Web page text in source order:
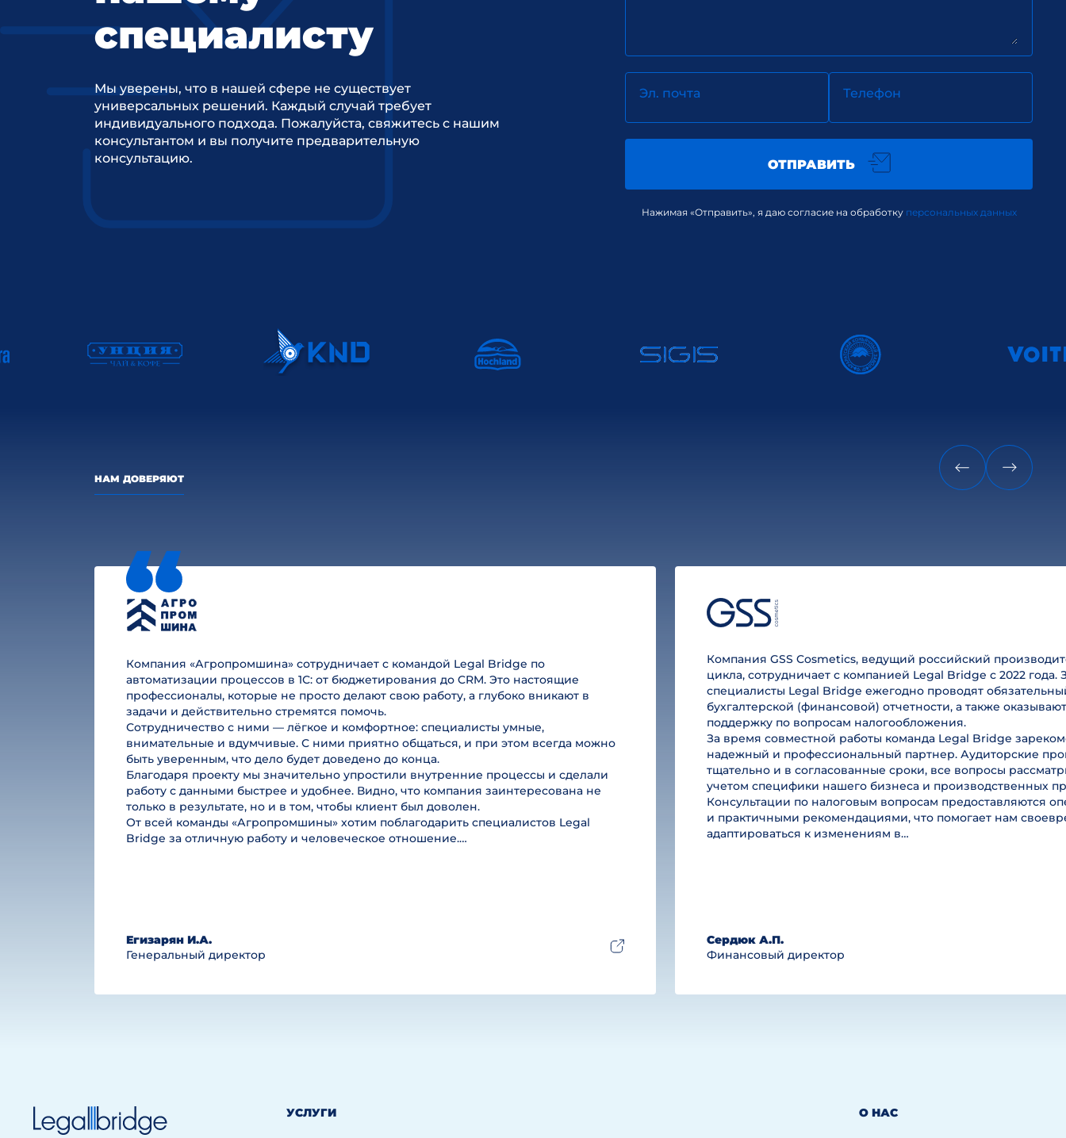
специалисту
Мы уверены, что в нашей сфере не существует
универсальных решений. Каждый случай требует
индивидуального подхода. Пожалуйста, свяжитесь с нашим
консультантом и вы получите предварительную
консультацию.
Эл. почта Телефон
ОТПРАВИТЬ
Нажимая «Отправить», я даю согласие на обработку персональных данных
НАМ ДОВЕРЯЮТ
Компания «Агропромшина» сотрудничает с командой Legal Bridge по
автоматизации процессов в 1С: от бюджетирования до CRM. Это настоящие
профессионалы, которые не просто делают свою работу, а глубоко вникают в
задачи и действительно стремятся помочь.
Сотрудничество с ними — лёгкое и комфортное: специалисты умные,
внимательные и вдумчивые. С ними приятно общаться, и при этом всегда можно
быть уверенным, что дело будет доведено до конца.
Благодаря проекту мы значительно упростили внутренние процессы и сделали
работу с данными быстрее и удобнее. Видно, что компания заинтересована не
только в результате, но и в том, чтобы клиент был доволен.
От всей команды «Агропромшины» хотим поблагодарить специалистов Legal
Bridge за отличную работу и человеческое отношение.…
Егизарян И.А.
Генеральный директор
Компания GSS Cosmetics, ведущий российский
цикла, сотрудничает с компанией Legal Bridge с 2022 года.
специалисты Legal Bridge ежегодно проводят
бухгалтерской (финансовой) отчетности, а также
поддержку по вопросам налогообложения.
За время совместной работы команда Legal Bridge
надежный и профессиональный партнер. Аудиторские
тщательно и в согласованные сроки, все вопросы
учетом специфики нашего бизнеса и производственных
Консультации по налоговым вопросам предоставляются
и практичными рекомендациями, что помогает нам
адаптироваться к изменениям в…
Сердюк А.П.
Финансовый директор
УСЛУГИ О НАС